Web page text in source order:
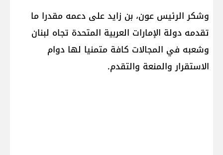
وشكر الرئيس عون، بن زايد على دعمه مقدرا ما
تقدمه دولة الإمارات العربية المتحدة تجاه لبنان
وشعبه في المجالات كافة متمنيا لها دوام
الاستقرار والمنعة والتقدم.